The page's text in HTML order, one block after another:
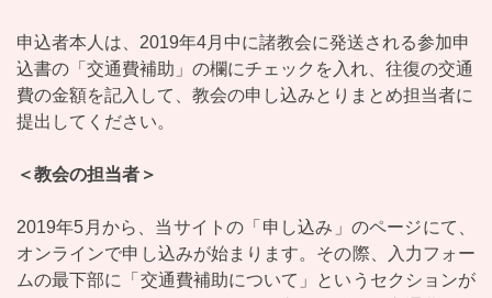
申込者本人は、2019年4月中に諸教会に発送される参加申
込書の「交通費補助」の欄にチェックを入れ、往復の交通
費の金額を記入して、教会の申し込みとりまとめ担当者に
提出してください。
＜教会の担当者＞
2019年5月から、当サイトの「申し込み」のページにて、
オンラインで申し込みが始まります。その際、入力フォー
ムの最下部に「交通費補助について」というセクションが